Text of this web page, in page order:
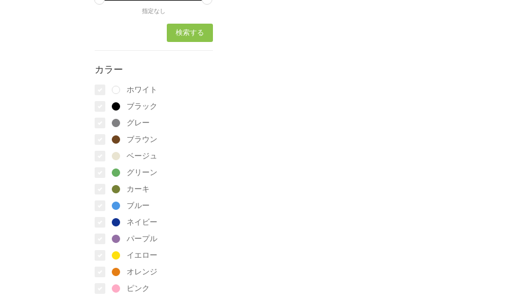
指定なし
カラー
ホワイト
ブラック
グレー
ブラウン
ベージュ
グリーン
カーキ
ブルー
ネイビー
パープル
イエロー
オレンジ
ピンク